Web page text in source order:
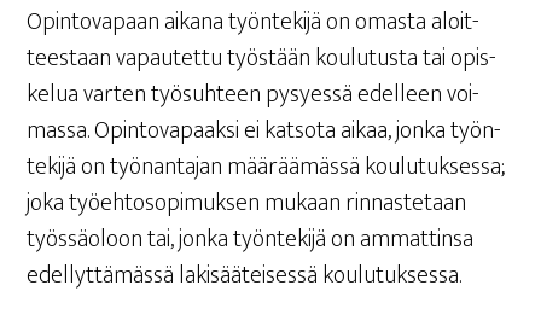
Opin­to­va­paan aika­na työn­te­ki­jä on omas­ta aloit­
tees­taan vapau­tet­tu työs­tään kou­lu­tus­ta tai opis­
ke­lua var­ten työ­suh­teen pysyes­sä edel­leen voi­
mas­sa. Opin­to­va­paak­si ei kat­so­ta aikaa, jon­ka työn­
te­ki­jä on työ­nan­ta­jan mää­rää­mäs­sä kou­lu­tuk­ses­sa;
joka työ­eh­to­so­pi­muk­sen mukaan rin­nas­te­taan
työs­sä­oloon tai, jon­ka työn­te­ki­jä on ammat­tin­sa
edel­lyt­tä­mäs­sä laki­sää­tei­ses­sä koulutuksessa.